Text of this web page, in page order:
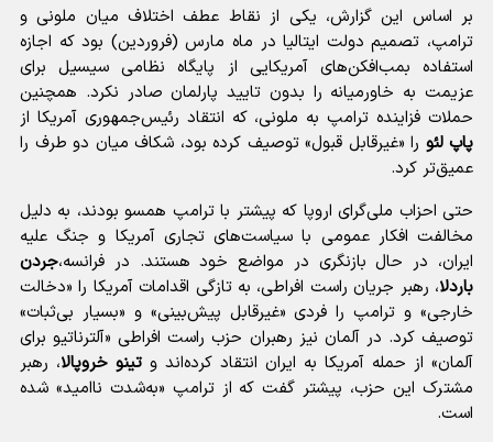
بر اساس این گزارش، یکی از نقاط عطف اختلاف میان ملونی و
ترامپ، تصمیم دولت ایتالیا در ماه مارس (فروردین) بود که اجازه
استفاده بمب‌افکن‌های آمریکایی از پایگاه نظامی سیسیل برای
عزیمت به خاورمیانه را بدون تایید پارلمان صادر نکرد. همچنین
حملات فزاینده ترامپ به ملونی، که انتقاد رئیس‌جمهوری آمریکا از
پاپ لئو را «غیرقابل قبول» توصیف کرده بود، شکاف میان دو طرف را
عمیق‌تر کرد.
حتی احزاب ملی‌گرای اروپا که پیشتر با ترامپ همسو بودند، به دلیل
مخالفت افکار عمومی با سیاست‌های تجاری آمریکا و جنگ علیه
ایران، در حال بازنگری در مواضع خود هستند. در فرانسه،جردن
باردلا، رهبر جریان راست افراطی، به تازگی اقدامات آمریکا را «دخالت
خارجی» و ترامپ را فردی «غیرقابل پیش‌بینی» و «بسیار بی‌ثبات»
توصیف کرد. در آلمان نیز رهبران حزب راست افراطی «آلترناتیو برای
آلمان» از حمله آمریکا به ایران انتقاد کرده‌اند و تینو خروپالا، رهبر
مشترک این حزب، پیشتر گفت که از ترامپ «به‌شدت ناامید» شده
است.